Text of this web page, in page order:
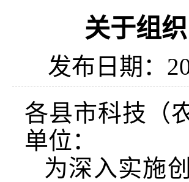
关于组
发布日期：
各县市科技（
单位：
为深入实施